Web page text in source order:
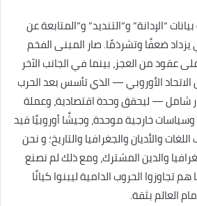
“الإدانة” و”التنديد” و”المتابعة عن
يزداد ضعفًا وتشرذمًا. صار المبنى الفخم
عقود من العجز، بينما في الجانب الآخر
الأوروبي — الذي تأسس بعد الحرب
شامل — ليحقق وحدة اقتصادية، وعملة
خارجية موحدة، وجيشًا أوروبيًا قيد
والأديان والجغرافيا والتاريخ؛ و نحن
والدين المشترك، ومع ذلك لم نصنع
تجاوزوا الحروب الدامية ليبنوا كيانًا
العالم بثقة.